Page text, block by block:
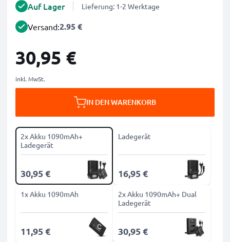
Auf Lager Lieferung: 1-2 Werktage
Versand:2.95 €
30,95 €
inkl. MwSt.
IN DEN WARENKORB
2x Akku 1090mAh+
Ladegerät
30,95 €
Ladegerät
16,95 €
1x Akku 1090mAh
11,95 €
2x Akku 1090mAh+ Dual
Ladegerät
30,95 €